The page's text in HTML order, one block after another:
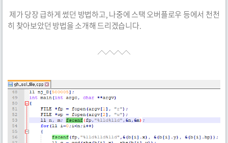
제가 당장 급하게 썼던 방법하고, 나중에 스택 오버플로우 등에서 천천
히 찾아보았던 방법을 소개해 드리겠습니다.